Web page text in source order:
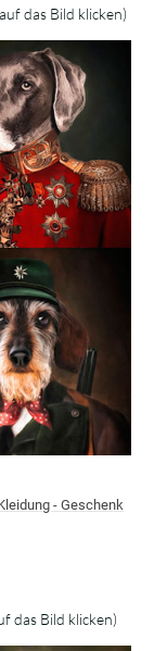
das Bild klicken)
- Geschenk
das Bild klicken)